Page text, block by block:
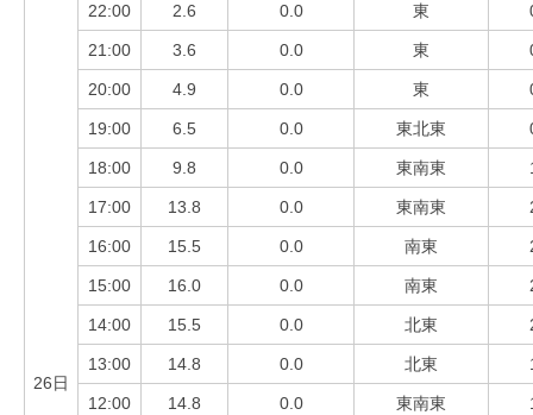
26日
22:00 2.6 0.0 東
21:00 3.6 0.0 東
20:00 4.9 0.0 東
19:00 6.5 0.0 東北東
18:00 9.8 0.0 東南東
17:00 13.8 0.0 東南東
16:00 15.5 0.0 南東
15:00 16.0 0.0 南東
14:00 15.5 0.0 北東
13:00 14.8 0.0 北東
12:00 14.8 0.0 東南東